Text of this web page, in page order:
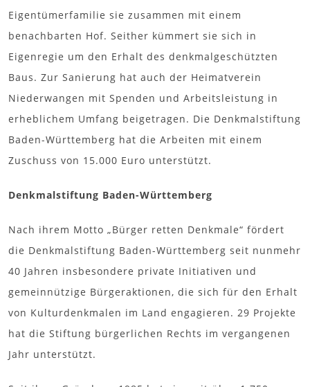
Eigentümerfamilie sie zusammen mit einem
benachbarten Hof. Seither kümmert sie sich in
Eigenregie um den Erhalt des denkmalgeschützten
Baus. Zur Sanierung hat auch der Heimatverein
Niederwangen mit Spenden und Arbeitsleistung in
erheblichem Umfang beigetragen. Die Denkmalstiftung
Baden-Württemberg hat die Arbeiten mit einem
Zuschuss von 15.000 Euro unterstützt.
Denkmalstiftung Baden-Württemberg
Nach ihrem Motto „Bürger retten Denkmale“ fördert
die Denkmalstiftung Baden-Württemberg seit nunmehr
40 Jahren insbesondere private Initiativen und
gemeinnützige Bürgeraktionen, die sich für den Erhalt
von Kulturdenkmalen im Land engagieren. 29 Projekte
hat die Stiftung bürgerlichen Rechts im vergangenen
Jahr unterstützt.